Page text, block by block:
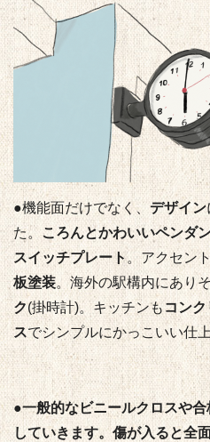
●機能面だけでなく、 デザイン
た。 ころんとかわいいペンダ
スイッチプレート。アクセン
板塗装。海外の駅構内にあり
ク(掛時計)。キッチンもコン
スでシンプルにかっこいい仕
●一般的なビニールクロスや
していきます。傷が入ると全